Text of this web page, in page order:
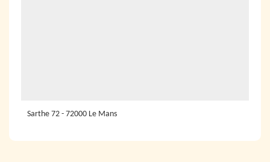
Sarthe 72 - 72000 Le Mans